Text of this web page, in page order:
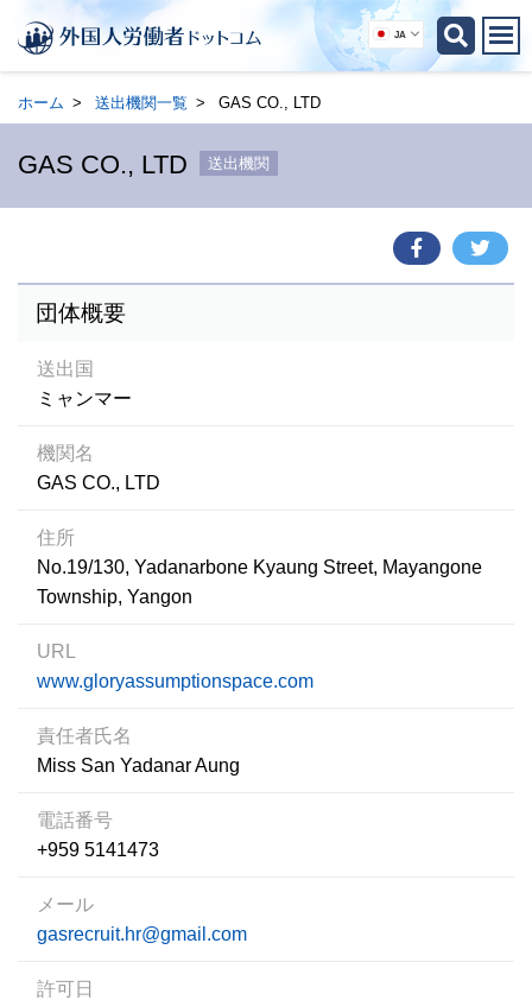
JA
ホーム 送出機関一覧 GAS CO., LTD
GAS CO., LTD 送出機関
団体概要
送出国
ミャンマー
機関名
GAS CO., LTD
住所
No.19/130, Yadanarbone Kyaung Street, Mayangone
Township, Yangon
URL
www.gloryassumptionspace.com
責任者氏名
Miss San Yadanar Aung
電話番号
+959 5141473
メール
gasrecruit.hr@gmail.com
許可日